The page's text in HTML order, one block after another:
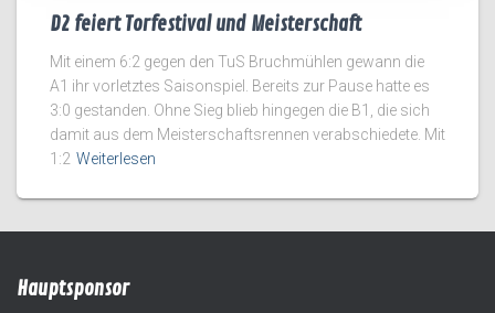
D2 feiert Torfestival und Meisterschaft
Mit einem 6:2 gegen den TuS Bruchmühlen gewann die
A1 ihr vorletztes Saisonspiel. Bereits zur Pause hatte es
3:0 gestanden. Ohne Sieg blieb hingegen die B1, die sich
damit aus dem Meisterschaftsrennen verabschiedete. Mit
1:2 Weiterlesen
Hauptsponsor